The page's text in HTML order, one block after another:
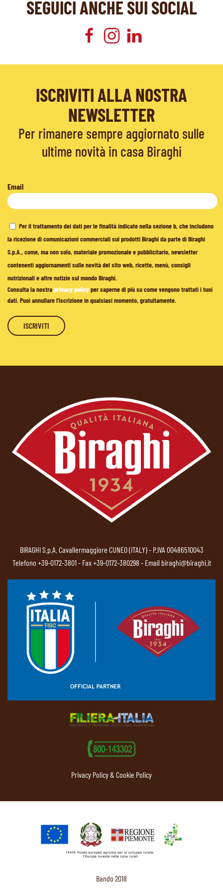
SEGUICI ANCHE SUI SOCIAL
ISCRIVITI ALLA NOSTRA
NEWSLETTER
Per rimanere sempre aggiornato sulle
ultime novità in casa Biraghi
Email
Per il trattamento dei dati per le finalità indicate nella sezione b, che includono
la ricezione di comunicazioni commerciali sui prodotti Biraghi da parte di Biraghi
S.p.A., come, ma non solo, materiale promozionale e pubblicitario, newsletter
contenenti aggiornamenti sulle novità del sito web, ricette, menù, consigli
nutrizionali e altre notizie sul mondo Biraghi.
Consulta la nostraprivacy policyper saperne di più su come vengono trattati i tuoi
dati. Puoi annullare l'iscrizione in qualsiasi momento, gratuitamente.
BIRAGHI S.p.A. Cavallermaggiore CUNEO (ITALY) - P.IVA 00486510043
Telefono +39-0172-3801- Fax +39-0172-380298 - Email biraghi@biraghi.it
Privacy Policy & Cookie Policy
Bando 2018